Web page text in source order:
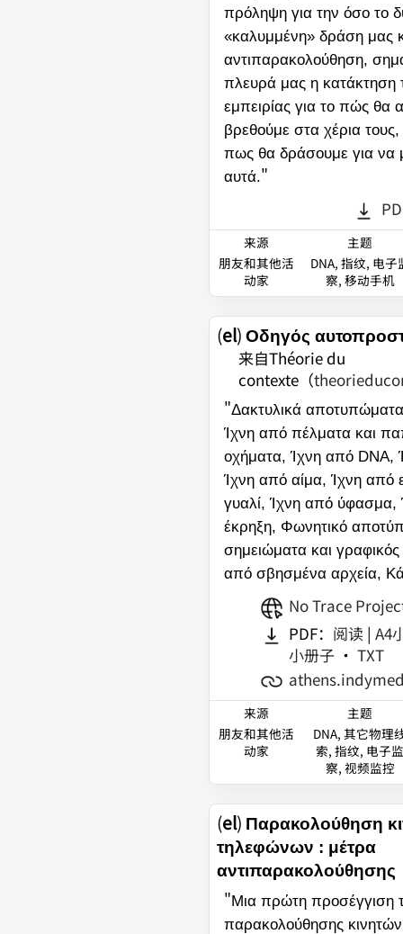
πρόληψη για την όσο το
«καλυμμένη» δράση μας
αντιπαρακολούθηση,
πλευρά μας η κατάκτηση
εμπειρίας για το πώς θα
βρεθούμε στα χέρια
πως θα δράσουμε για να
αυτά."
来源
朋友和其他活
动家
主题
DNA, 指纹, 电子
察, 移动手机
(el) Οδηγός
来自Théorie du
contexte （
"Δακτυλικά
Ίχνη από πέλματα και
οχήματα, Ίχνη από DNA,
Ίχνη από αίμα, Ίχνη από
γυαλί, Ίχνη από ύφασμα,
έκρηξη, Φωνητικό
σημειώματα και
από σβησμένα αρχεία,
No Trace
PDF： 阅读 |A4
小册子 •TXT
来源
朋友和其他活
动家
主题
DNA, 其它物理
索, 指纹, 电子
察, 视频监控
(el) Παρακολούθηση
τηλεφώνων : μέτρα
αντιπαρακολούθησης
"Μια πρώτη προσέγγιση
παρακολούθησης